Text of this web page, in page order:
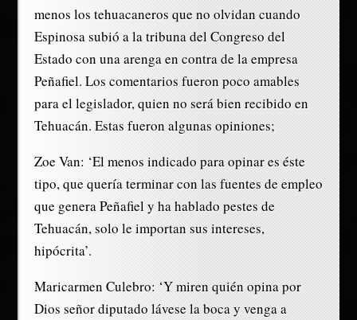
menos los tehuacaneros que no olvidan cuando
Espinosa subió a la tribuna del Congreso del
Estado con una arenga en contra de la empresa
Peñafiel. Los comentarios fueron poco amables
para el legislador, quien no será bien recibido en
Tehuacán. Estas fueron algunas opiniones;
Zoe Van: ‘El menos indicado para opinar es éste
tipo, que quería terminar con las fuentes de empleo
que genera Peñafiel y ha hablado pestes de
Tehuacán, solo le importan sus intereses,
hipócrita’.
Maricarmen Culebro: ‘Y miren quién opina por
Dios señor diputado lávese la boca y venga a